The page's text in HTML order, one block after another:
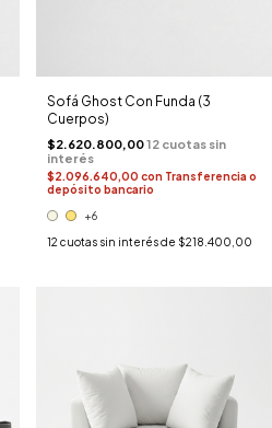
Sofá Ghost Con Funda (3
Cuerpos)
$2.620.800,00
$2.096.640,00 con Transferencia o
depósito bancario
+6
12 cuotas sin interés de $218.400,00